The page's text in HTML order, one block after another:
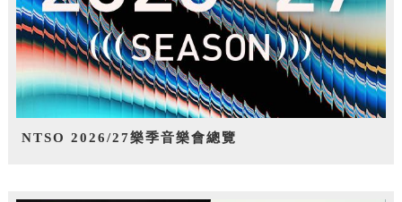
NTSO 2026/27樂季音樂會總覽